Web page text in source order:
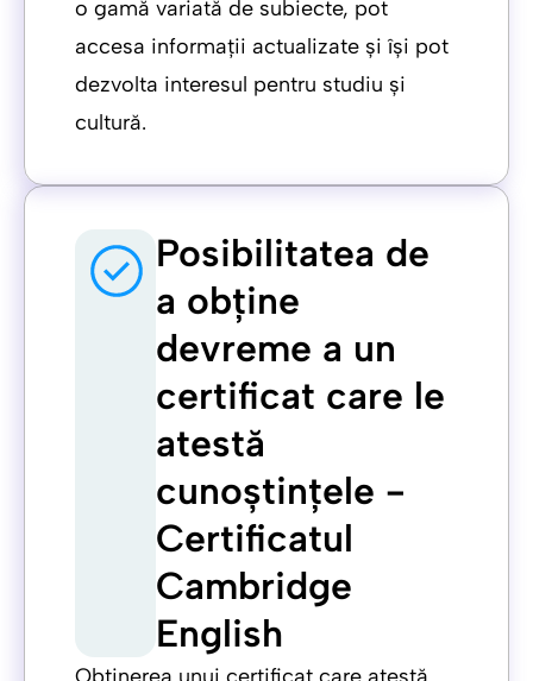
o gamă variată de subiecte, pot
accesa informații actualizate și își pot
dezvolta interesul pentru studiu și
cultură.
Posibilitatea de
a obține
devreme a un
certificat care le
atestă
cunoștințele -
Certificatul
Cambridge
English